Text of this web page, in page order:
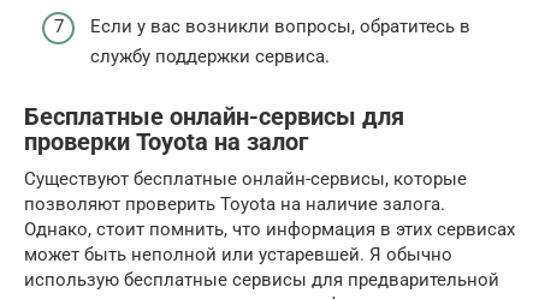
Если у вас возникли вопросы, обратитесь в
службу поддержки сервиса.
Бесплатные онлайн-сервисы для
проверки Toyota на залог
Существуют бесплатные онлайн-сервисы, которые
позволяют проверить Toyota на наличие залога.
Однако, стоит помнить, что информация в этих сервисах
может быть неполной или устаревшей. Я обычно
использую бесплатные сервисы для предварительной